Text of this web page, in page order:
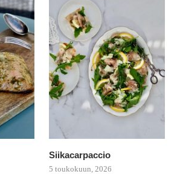
Siikacarpaccio
5 toukokuun, 2026